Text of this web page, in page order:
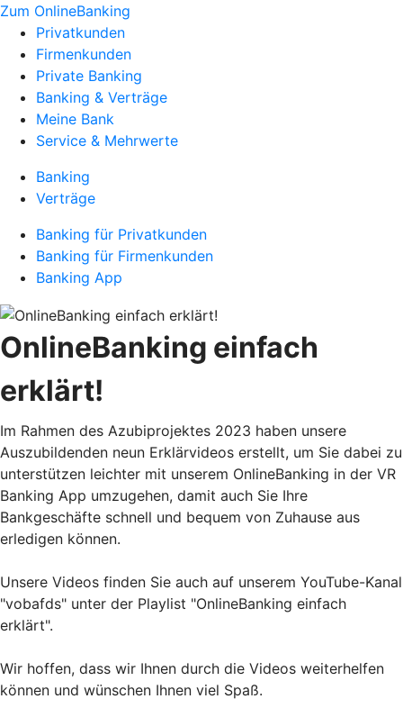
Zum OnlineBanking
Privatkunden
Firmenkunden
Private Banking
Banking & Verträge
Meine Bank
Service & Mehrwerte
Banking
Verträge
Banking für Privatkunden
Banking für Firmenkunden
Banking App
OnlineBanking einfach
erklärt!
Im Rahmen des Azubiprojektes 2023 haben unsere
Auszubildenden neun Erklärvideos erstellt, um Sie dabei zu
unterstützen leichter mit unserem OnlineBanking in der VR
Banking App umzugehen, damit auch Sie Ihre
Bankgeschäfte schnell und bequem von Zuhause aus
erledigen können.
Unsere Videos finden Sie auch auf unserem YouTube-Kanal
"vobafds" unter der Playlist "OnlineBanking einfach
erklärt".
Wir hoffen, dass wir Ihnen durch die Videos weiterhelfen
können und wünschen Ihnen viel Spaß.